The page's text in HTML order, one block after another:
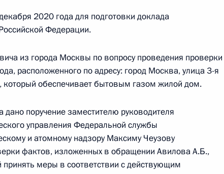
Президента Российской Федерации руководитель
управления Федеральной службы
и атомному надзору Александр Вотчаев
Российской Федерации по приёму граждан
2020 года для подготовки доклада
Федерации.
из города Москвы по вопросу проведения проверки
расположенного по адресу: город Москва, улица 3-я
который обеспечивает бытовым газом жилой дом.
дано поручение заместителю руководителя
управления Федеральной службы
и атомному надзору Максиму Чеузову
фактов, изложенных в обращении Авилова А.Б.,
меры в соответствии с действующим